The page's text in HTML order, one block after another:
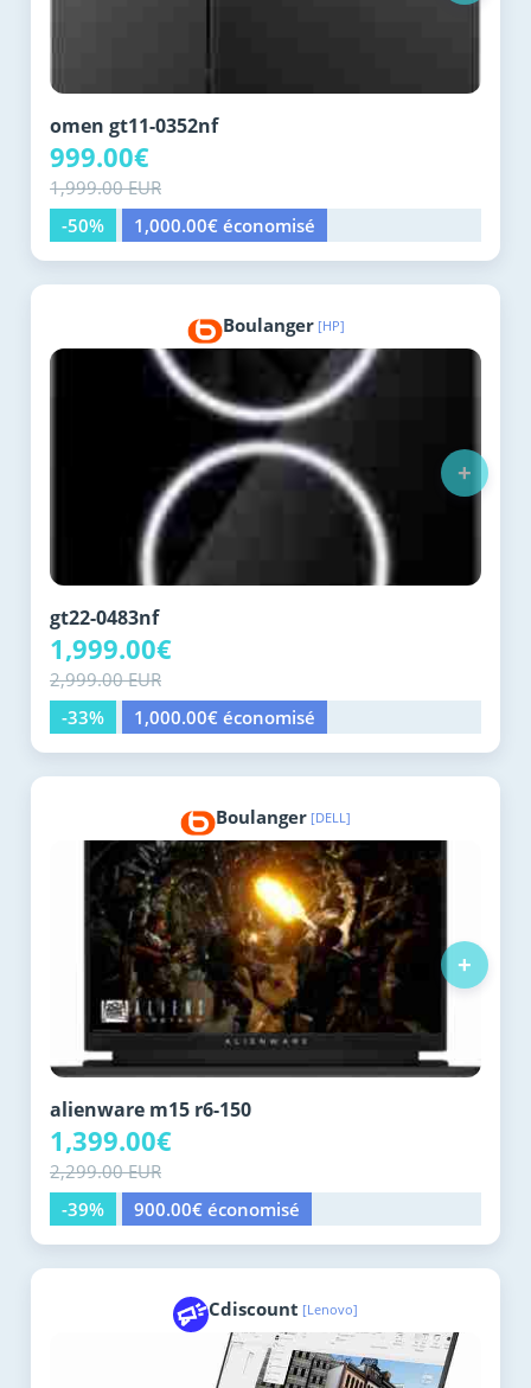
omen gt11-0352nf
999.00€
1,999.00 EUR
-50%
1,000.00€ économisé
Boulanger [HP]
gt22-0483nf
1,999.00€
2,999.00 EUR
-33%
1,000.00€ économisé
+
Boulanger [DELL]
alienware m15 r6-150
1,399.00€
2,299.00 EUR
-39%
900.00€ économisé
+
Cdiscount [Lenovo]